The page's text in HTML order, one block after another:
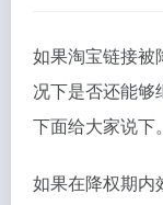
如果淘宝链接被
况下是否还能够
下面给大家说下。
如果在降权期内